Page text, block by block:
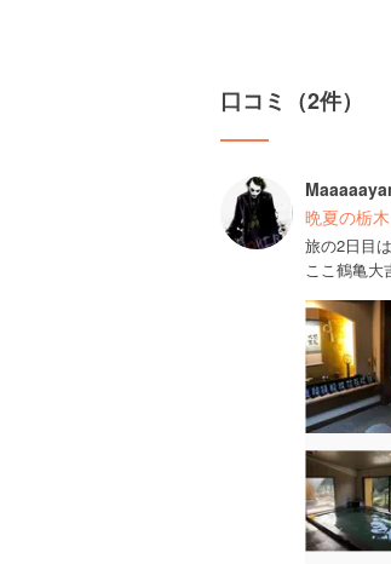
口コミ（2件）
晩夏の栃
旅の2日目
ここ鶴亀大